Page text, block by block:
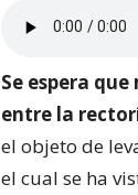
Se espera
entre la
el objeto de
el cual se ha